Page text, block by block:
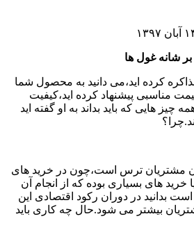
شانه غول ها
کرده اید،می دانید به محصول شما
مناسبی پیشنهاد کرده اید،کیفیت
هایی که باید بداند به او گفته اید
مشتریان ترس است،چون در خرید های
خرید های بسیاری بوده که از انجام آن
بدانید در دوران رکود اقتصادی این
بیشتر می شود.حال چه کاری باید